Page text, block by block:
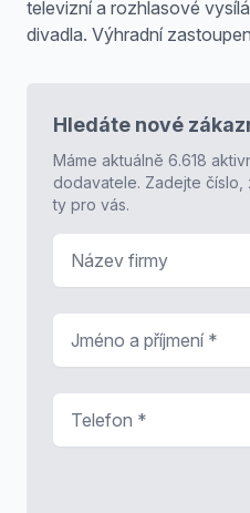
televizní a rozhlasové
divadla. Výhradní
Hledáte nové
Máme aktuálně 6.618
dodavatele. Zadejte číslo,
ty pro vás.